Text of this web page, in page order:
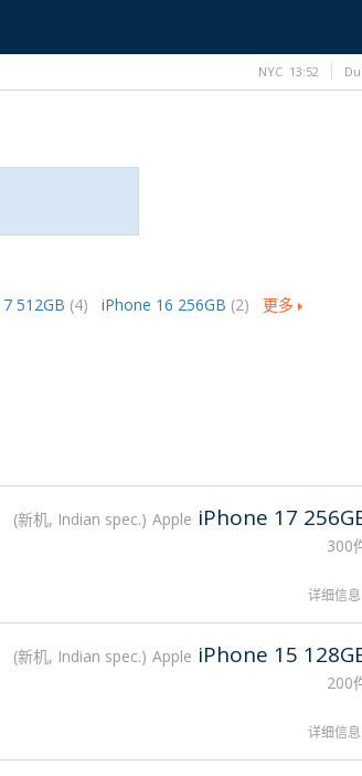
512GB (4) iPhone 16 256GB (2) 更多
新机, Indian spec. Apple iPhone 17
300
详细信息
新机, Indian spec. Apple iPhone 15
200
详细信息
NYC 13:52